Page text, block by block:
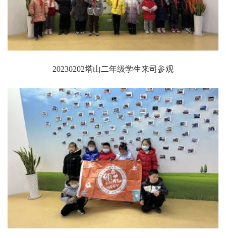
20230202塔山二年级学生来司参观